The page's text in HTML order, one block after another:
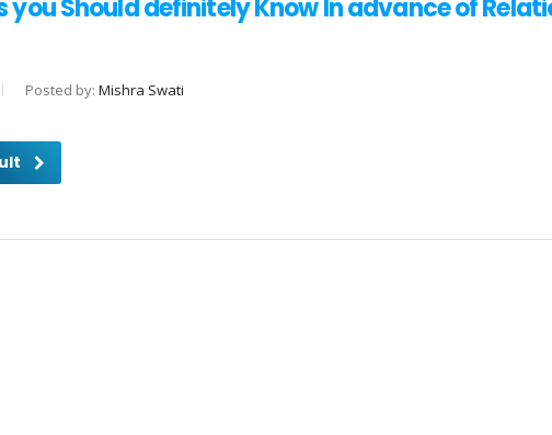
you Should definitely Know In advance of
Posted by: Mishra Swati